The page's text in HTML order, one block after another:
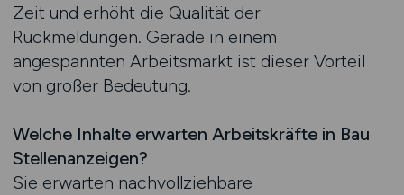
Zeit und erhöht die Qualität der
Rückmeldungen. Gerade in einem
angespannten Arbeitsmarkt ist dieser Vorteil
von großer Bedeutung.
Welche Inhalte erwarten Arbeitskräfte in Bau
Stellenanzeigen?
Sie erwarten nachvollziehbare